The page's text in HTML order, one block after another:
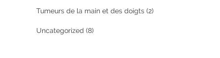
Tumeurs de la main et des doigts (2)
Uncategorized (8)